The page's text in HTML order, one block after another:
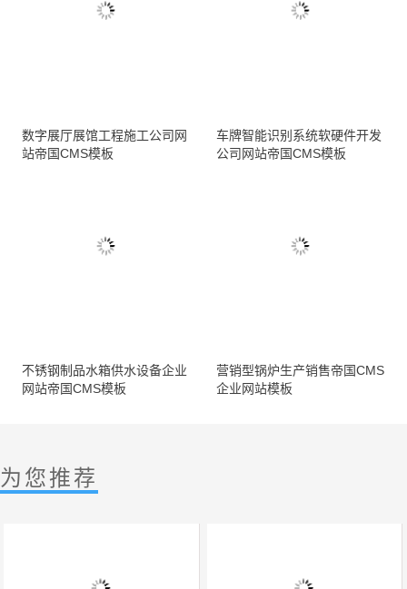
数字展厅展馆工程施工公司网
站帝国CMS模板
车牌智能识别系统软硬件开发
公司网站帝国CMS模板
不锈钢制品水箱供水设备企业
网站帝国CMS模板
营销型锅炉生产销售帝国CMS
企业网站模板
为您推荐